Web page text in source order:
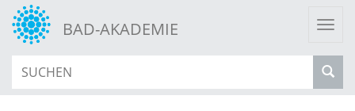
BAD-AKADEMIE